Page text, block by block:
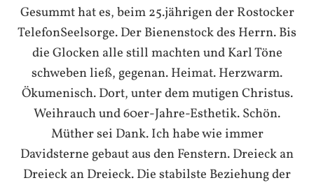
Gesummt hat es, beim 25.jährigen der Rostocker
TelefonSeelsorge. Der Bienenstock des Herrn. Bis
die Glocken alle still machten und Karl Töne
schweben ließ, gegenan. Heimat. Herzwarm.
Ökumenisch. Dort, unter dem mutigen Christus.
Weihrauch und 60er-Jahre-Esthetik. Schön.
Müther sei Dank. Ich habe wie immer
Davidsterne gebaut aus den Fenstern. Dreieck an
Dreieck an Dreieck. Die stabilste Beziehung der